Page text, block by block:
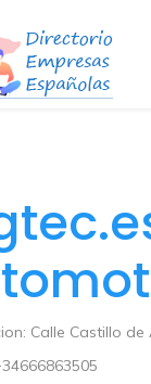
Calle Castillo de